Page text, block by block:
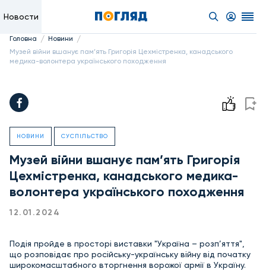
Новости
Головна / Новини /
Музей війни вшанує пам’ять Григорія Цехмістренка, канадського
медика-волонтера українського походження
НОВИНИ СУСПІЛЬСТВО
Музей війни вшанує пам’ять Григорія
Цехмістренка, канадського медика-
волонтера українського походження
12.01.2024
Подія пройде в просторі виставки "Україна – розп’яття",
що розповідає про російську-українську війну від початку
широкомасштабного вторгнення ворожої армії в Україну.